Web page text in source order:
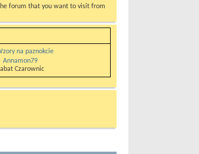
forum that you want to visit from
Annamon79
Czarownic